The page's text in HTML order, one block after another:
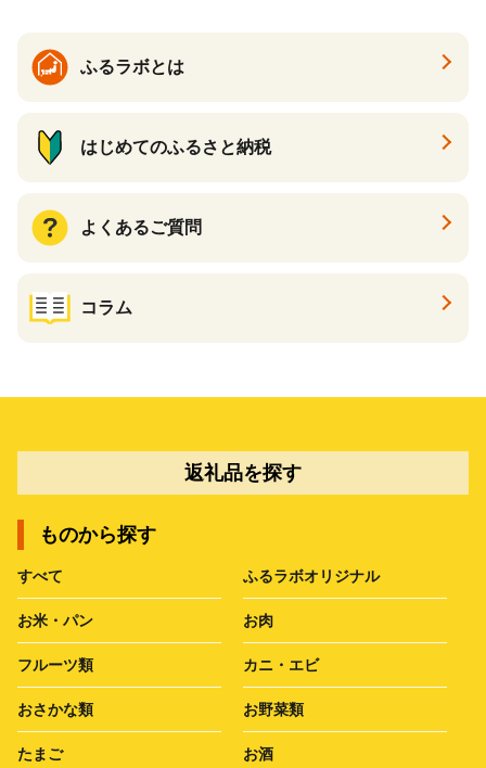
ふるラボとは
はじめてのふるさと納税
よくあるご質問
コラム
返礼品を探す
ものから探す
すべて ふるラボオリジナル
お米・パン お肉
フルーツ類 カニ・エビ
おさかな類 お野菜類
たまご お酒